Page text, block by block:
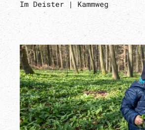
Im Deister | Kammweg